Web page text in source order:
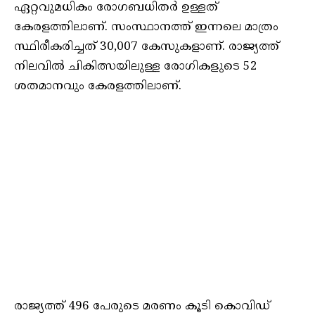
ഏറ്റവുമധികം രോഗബധിതർ ഉള്ളത്
കേരളത്തിലാണ്. സംസ്ഥാനത്ത് ഇന്നലെ മാത്രം
സ്ഥിരീകരിച്ചത് 30,007 കേസുകളാണ്. രാജ്യത്ത്
നിലവിൽ ചികിത്സയിലുള്ള രോഗികളുടെ 52
ശതമാനവും കേരളത്തിലാണ്.
രാജ്യത്ത് 496 പേരുടെ മരണം കൂടി കൊവിഡ്